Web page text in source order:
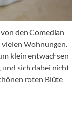
den Comedian
Wohnungen.
klein entwachsen
sich dabei nicht
roten Blüte